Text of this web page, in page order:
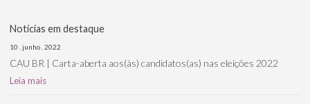
Notícias em destaque
10 . junho . 2022
CAU BR | Carta-aberta aos(às) candidatos(as) nas eleições 2022
Leia mais